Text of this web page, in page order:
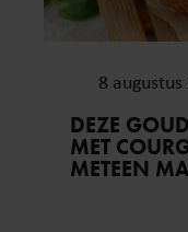
8 augustus
DEZE
MET
METEEN